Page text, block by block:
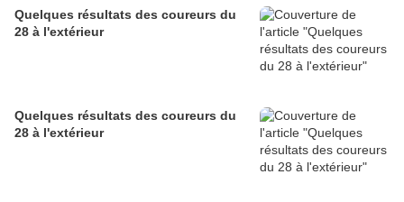
Quelques résultats des coureurs du
28 à l'extérieur
Quelques résultats des coureurs du
28 à l'extérieur